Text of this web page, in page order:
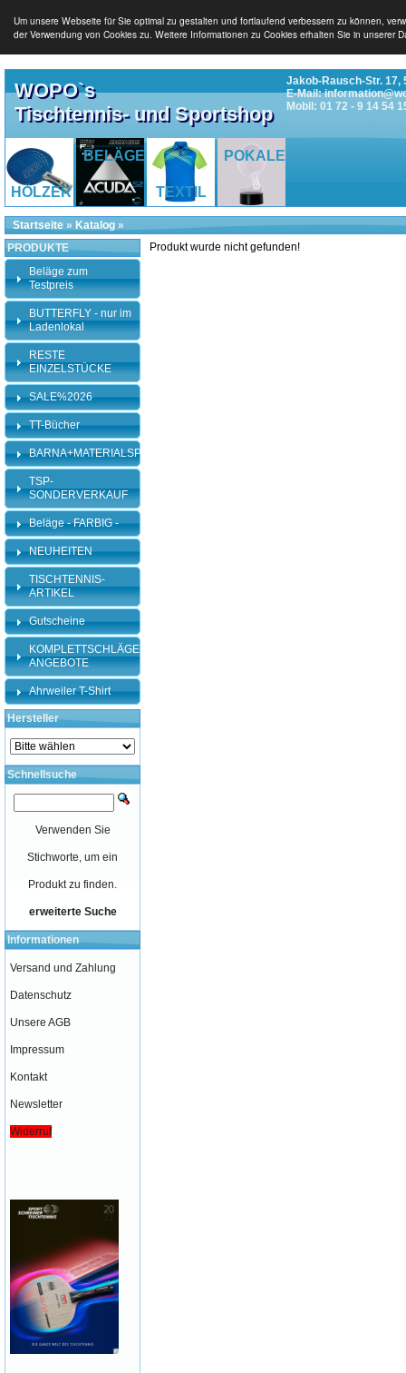
Um unsere Webseite für Sie optimal zu gestalten und fortlaufend verbessern zu können,
der Verwendung von Cookies zu. Weitere Informationen zu Cookies erhalten Sie in unserer
WOPO`s
Tischtennis- und Sportshop
Jakob-Rausch-Str. 17,
E-Mail:
Mobil: 01 72 - 9 14 54
HÖLZER
BELÄGE
TEXTIL
POKALE
Startseite » Katalog »
Produkt wurde nicht gefunden!
PRODUKTE
Beläge zum
Testpreis
BUTTERFLY - nur im
Ladenlokal
RESTE
EINZELSTÜCKE
SALE%2026
TT-Bücher
BARNA+MATERIALSPEZI
TSP-
SONDERVERKAUF
Beläge - FARBIG -
NEUHEITEN
TISCHTENNIS-
ARTIKEL
Gutscheine
KOMPLETTSCHLÄGER-
ANGEBOTE
Ahrweiler T-Shirt
Hersteller
Schnellsuche
Verwenden Sie
Stichworte, um ein
Produkt zu finden.
erweiterte Suche
Informationen
Versand und Zahlung
Datenschutz
Unsere AGB
Impressum
Kontakt
Newsletter
Widerruf